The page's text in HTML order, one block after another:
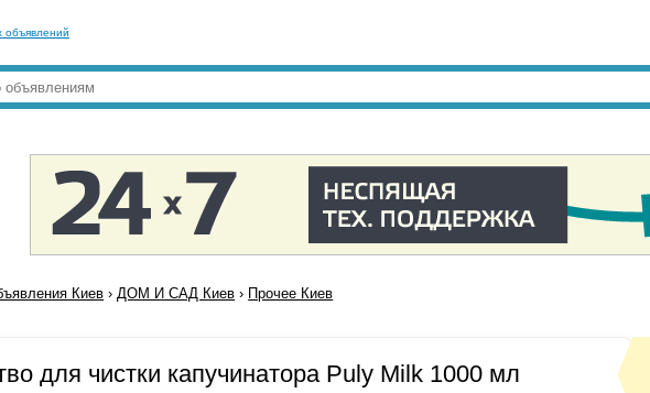
объявлений
Киев ›ДОМ И САД Киев › Прочее Киев
для чистки капучинатора Puly Milk 1000 мл